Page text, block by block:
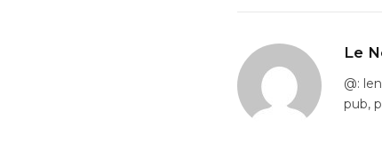
Le
@:
pub,